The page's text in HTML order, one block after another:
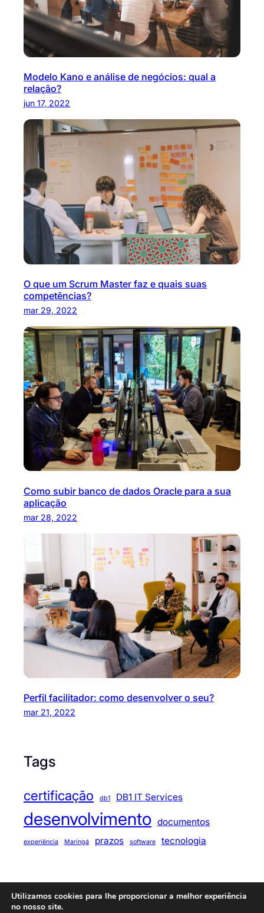
Modelo Kano e análise de negócios: qual a
relação?
jun 17, 2022
O que um Scrum Master faz e quais suas
competências?
mar 29, 2022
Como subir banco de dados Oracle para a sua
aplicação
mar 28, 2022
Perfil facilitador: como desenvolver o seu?
mar 21, 2022
Tags
certificação db1 DB1 IT Services
desenvolvimento documentos
experiência Maringá prazos software tecnologia
© 2025Code Journey . All rights reserved.
Utilizamos cookies para lhe proporcionar a melhor experiência
no nosso site.